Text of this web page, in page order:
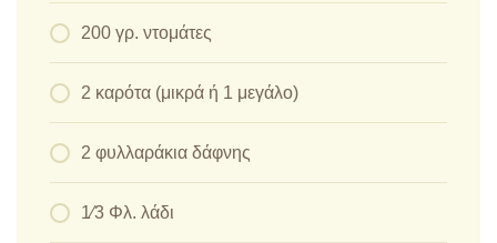
200 γρ. ντομάτες
2 καρότα (μικρά ή 1 μεγάλο)
2 φυλλαράκια δάφνης
1⁄3 Φλ. λάδι